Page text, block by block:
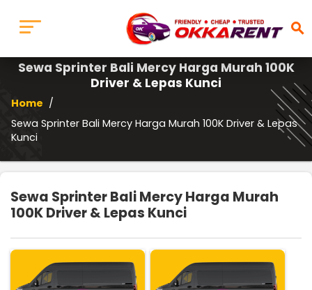
search
Sewa Sprinter Bali Mercy Harga Murah 100K
Driver & Lepas Kunci
Home /
Sewa Sprinter Bali Mercy Harga Murah 100K Driver & Lepas
Kunci
Sewa Sprinter Bali Mercy Harga Murah
100K Driver & Lepas Kunci